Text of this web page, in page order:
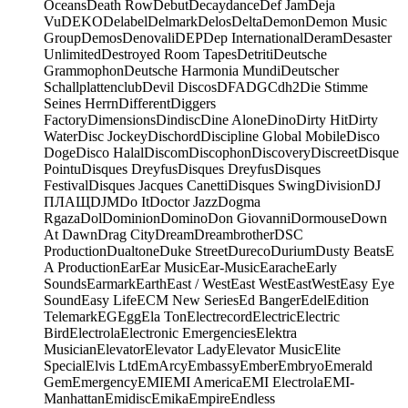
OceansDeath RowDebutDecaydanceDef JamDeja
VuDEKODelabelDelmarkDelosDeltaDemonDemon Music
GroupDemosDenovaliDEPDep InternationalDeramDesaster
UnlimitedDestroyed Room TapesDetritiDeutsche
GrammophonDeutsche Harmonia MundiDeutscher
SchallplattenclubDevil DiscosDFADGCdh2Die Stimme
Seines HerrnDifferentDiggers
FactoryDimensionsDindiscDine AloneDinoDirty HitDirty
WaterDisc JockeyDischordDiscipline Global MobileDisco
DogeDisco HalalDiscomDiscophonDiscoveryDiscreetDisque
PointuDisques DreyfusDisques DreyfusDisques
FestivalDisques Jacques CanettiDisques SwingDivisionDJ
ПЛАЩDJMDo ItDoctor JazzDogma
RgazaDolDominionDominoDon GiovanniDormouseDown
At DawnDrag CityDreamDreambrotherDSC
ProductionDualtoneDuke StreetDurecoDuriumDusty BeatsE
A ProductionEarEar MusicEar-MusicEaracheEarly
SoundsEarmarkEarthEast / WestEast WestEastWestEasy Eye
SoundEasy LifeECM New SeriesEd BangerEdelEdition
TelemarkEGEggEla TonElectrecordElectricElectric
BirdElectrolaElectronic EmergenciesElektra
MusicianElevatorElevator LadyElevator MusicElite
SpecialElvis LtdEmArcyEmbassyEmberEmbryoEmerald
GemEmergencyEMIEMI AmericaEMI ElectrolaEMI-
ManhattanEmidiscEmikaEmpireEndless